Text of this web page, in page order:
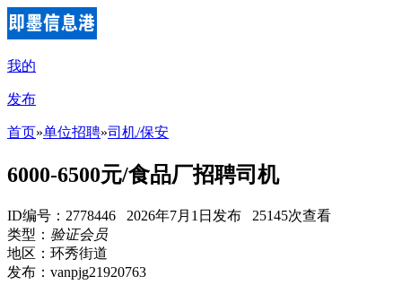
我的
发布
首页»单位招聘»司机/保安
6000-6500元/食品厂招聘司机
ID编号：2778446 2026年7月1日发布 25145次查看
类型： 验证会员
地区：环秀街道
发布：vanpjg21920763